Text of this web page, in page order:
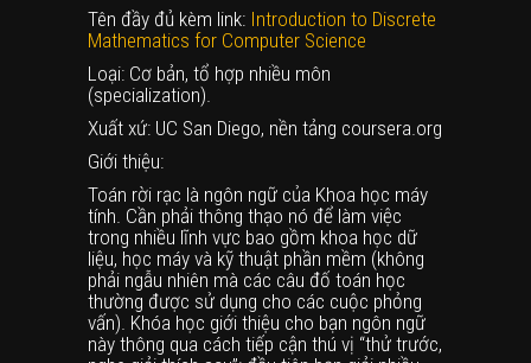
Tên đầy đủ kèm link: Introduction to Discrete
Mathematics for Computer Science
Loại: Cơ bản, tổ hợp nhiều môn
(specialization).
Xuất xứ: UC San Diego, nền tảng coursera.org
Giới thiệu:
Toán rời rạc là ngôn ngữ của Khoa học máy
tính. Cần phải thông thạo nó để làm việc
trong nhiều lĩnh vực bao gồm khoa học dữ
liệu, học máy và kỹ thuật phần mềm (không
phải ngẫu nhiên mà các câu đố toán học
thường được sử dụng cho các cuộc phỏng
vấn). Khóa học giới thiệu cho bạn ngôn ngữ
này thông qua cách tiếp cận thú vị “thử trước,